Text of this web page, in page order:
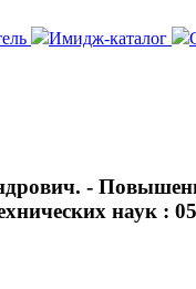
Имидж-каталог
-
наук :